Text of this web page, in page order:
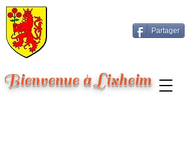
Partager
Bienvenue à Lixheim